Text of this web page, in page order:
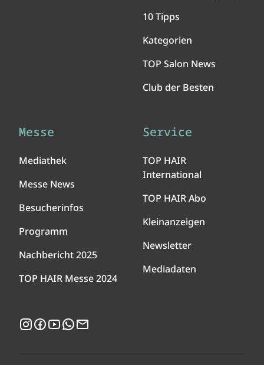
10 Tipps
Kategorien
TOP Salon News
Club der Besten
Messe
Mediathek
Messe News
Besucherinfos
Programm
Nachbericht 2025
TOP HAIR Messe 2024
Service
TOP HAIR
International
TOP HAIR Abo
Kleinanzeigen
Newsletter
Mediadaten
Instagram
Facebook
YouTubeWhatsApp